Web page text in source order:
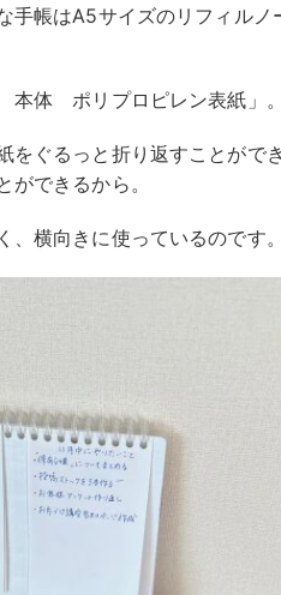
手帳はA5サイズのリフィルノ
体 ポリプロピレン表紙」。
をぐるっと折り返すことがで
できるから。
横向きに使っているのです。